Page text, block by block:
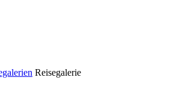
Reisegalerie